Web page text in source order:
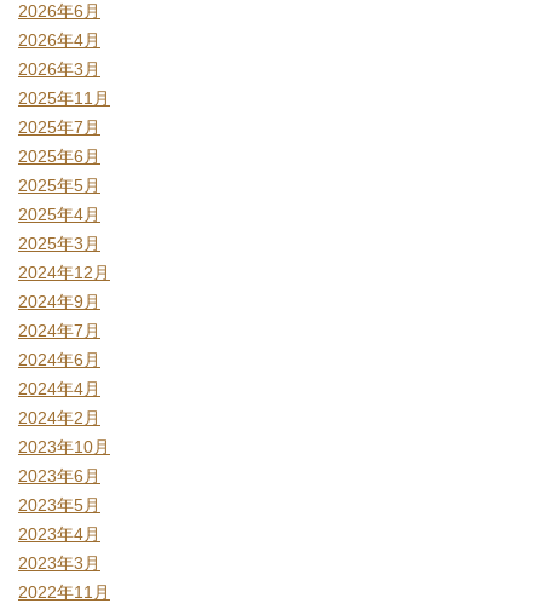
2026年6月
2026年4月
2026年3月
2025年11月
2025年7月
2025年6月
2025年5月
2025年4月
2025年3月
2024年12月
2024年9月
2024年7月
2024年6月
2024年4月
2024年2月
2023年10月
2023年6月
2023年5月
2023年4月
2023年3月
2022年11月